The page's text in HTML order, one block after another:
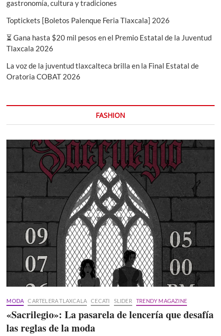
gastronomía, cultura y tradiciones
Toptickets [Boletos Palenque Feria Tlaxcala] 2026
⏳ Gana hasta $20 mil pesos en el Premio Estatal de la Juventud
Tlaxcala 2026
La voz de la juventud tlaxcalteca brilla en la Final Estatal de
Oratoria COBAT 2026
FASHION
MODA CARTELERA TLAXCALA CECATI SLIDER TRENDY MAGAZINE
«Sacrilegio»: La pasarela de lencería que desafía
las reglas de la moda